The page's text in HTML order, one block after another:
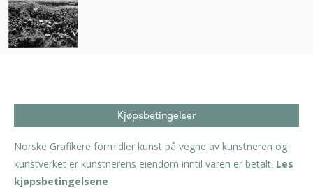
Kjøpsbetingelser
Norske Grafikere formidler kunst på vegne av kunstneren og
kunstverket er kunstnerens eiendom inntil varen er betalt. Les
kjøpsbetingelsene